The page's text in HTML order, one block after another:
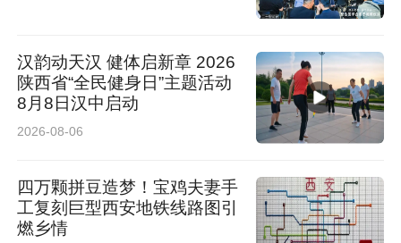
汉韵动天汉 健体启新章 2026
陕西省“全民健身日”主题活动
8月8日汉中启动
2026-08-06
四万颗拼豆造梦！宝鸡夫妻手
工复刻巨型西安地铁线路图引
燃乡情